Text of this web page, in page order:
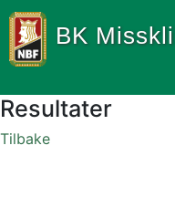
BK
Resultater
Tilbake